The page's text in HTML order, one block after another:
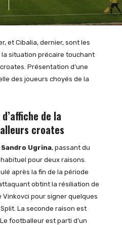
et Cibalia, dernier, sont les
situation précaire touchant
Présentation d’une
des joueurs choyés de la
de la
croates
Sandro Ugrina, passant du
pour deux raisons.
après la fin de la période
obtint la résiliation de
pour signer quelques
La seconde raison est
footballeur est parti d’un